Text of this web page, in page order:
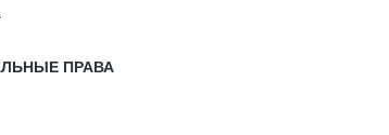
ПРАВА